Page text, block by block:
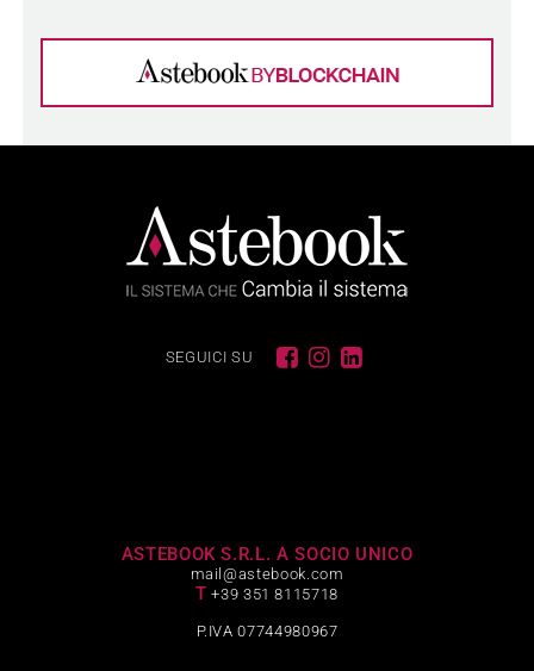
SEGUICI SU
ASTEBOOK S.R.L. A SOCIO UNICO
mail@astebook.com
T +39 351 8115718
P.IVA 07744980967